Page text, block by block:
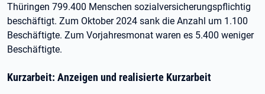
Thüringen 799.400 Menschen sozialversicherungspflichtig
beschäftigt. Zum Oktober 2024 sank die Anzahl um 1.100
Beschäftigte. Zum Vorjahresmonat waren es 5.400 weniger
Beschäftigte.
Kurzarbeit: Anzeigen und realisierte Kurzarbeit